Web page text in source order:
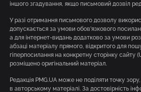
іншого згадування, якщо письмовий дозвіл
У разі отримання письмового дозволу
допускається за умови обов’язкового
а для інтернет-видань додатково за умови
абзаці матеріалу прямого, відкритого для
гіперпосилання на конкретну сторінку сайту
розміщено оригінальний матеріал.
Редакція PMG.UA може не поділяти точку
в авторському матеріалі. За достовірність